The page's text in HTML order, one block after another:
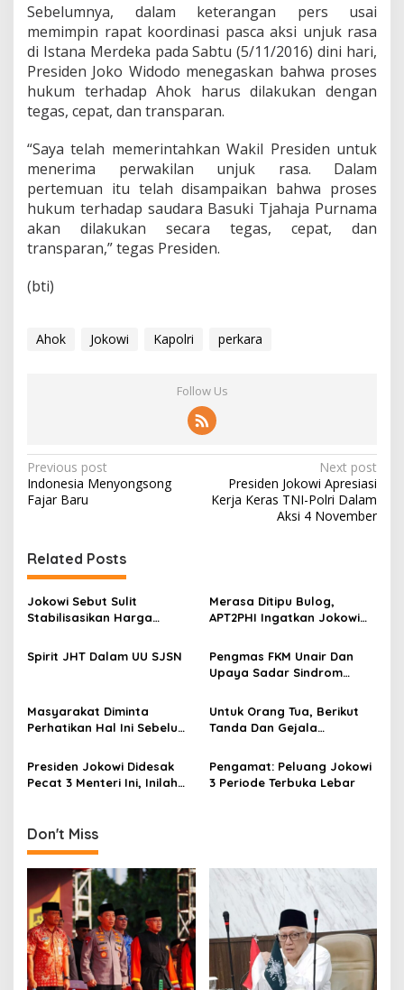
Sebelumnya, dalam keterangan pers usai
memimpin rapat koordinasi pasca aksi unjuk rasa
di Istana Merdeka pada Sabtu (5/11/2016) dini hari,
Presiden Joko Widodo menegaskan bahwa proses
hukum terhadap Ahok harus dilakukan dengan
tegas, cepat, dan transparan.
“Saya telah memerintahkan Wakil Presiden untuk
menerima perwakilan unjuk rasa. Dalam
pertemuan itu telah disampaikan bahwa proses
hukum terhadap saudara Basuki Tjahaja Purnama
akan dilakukan secara tegas, cepat, dan
transparan,” tegas Presiden.
(bti)
Ahok Jokowi Kapolri perkara
Follow Us
P
o
t
n
a
v
i
t
o
Previous post
Indonesia Menyongsong
Fajar Baru
Next post
Presiden Jokowi Apresiasi
Kerja Keras TNI-Polri Dalam
Aksi 4 November
Related Posts
Jokowi Sebut Sulit
Stabilisasikan Harga
Asal Ada Kemauan Serius!
Merasa Ditipu Bulog,
APT2PHI Ingatkan Jokowi
Harga Beras Nasional
Spirit JHT Dalam UU SJSN
Pengmas FKM Unair Dan
Upaya Sadar Sindrom
Masyarakat Diminta
Perhatikan Hal Ini Sebelum
Untuk Orang Tua, Berikut
Tanda Dan Gejala
Anak
Presiden Jokowi Didesak
Pecat 3 Menteri Ini, Inilah
Pengamat: Peluang Jokowi
3 Periode Terbuka Lebar
Don't Miss